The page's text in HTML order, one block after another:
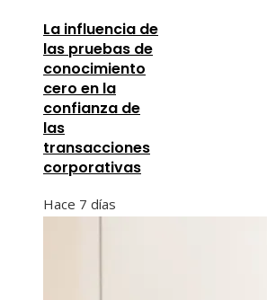
La influencia de
las pruebas de
conocimiento
cero en la
confianza de
las
transacciones
corporativas
Hace 7 días